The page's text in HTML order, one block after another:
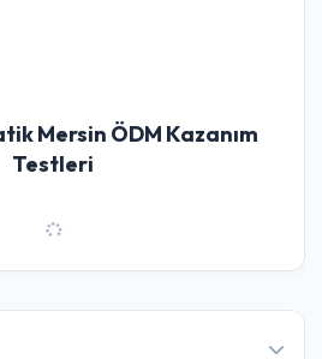
Mersin ÖDM Kazanım
Testleri